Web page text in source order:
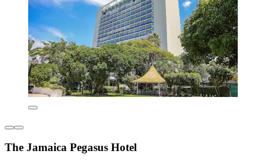
The Jamaica Pegasus Hotel